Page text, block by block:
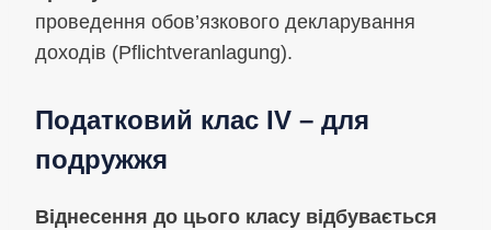
проведення обов’язкового декларування
доходів (Pflichtveranlagung).
Податковий клас IV – для
подружжя
Віднесення до цього класу відбувається